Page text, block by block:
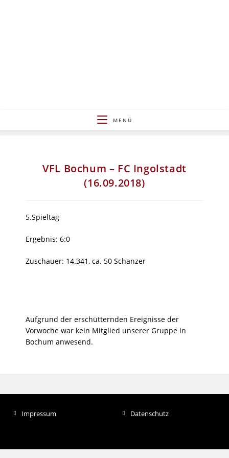
MENÜ
VFL Bochum – FC Ingolstadt
(16.09.2018)
5.Spieltag
Ergebnis: 6:0
Zuschauer: 14.341, ca. 50 Schanzer
Aufgrund der erschütternden Ereignisse der
Vorwoche war kein Mitglied unserer Gruppe in
Bochum anwesend.
Impressum Datenschutz